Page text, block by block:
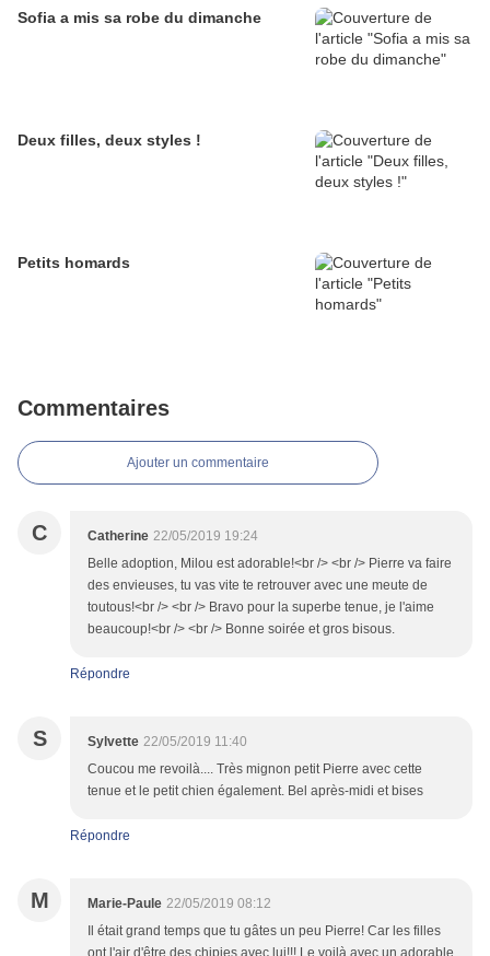
Sofia a mis sa robe du dimanche
Deux filles, deux styles !
Petits homards
Commentaires
Ajouter un commentaire
C Catherine 22/05/2019 19:24
Belle adoption, Milou est adorable!<br /> <br /> Pierre va faire
des envieuses, tu vas vite te retrouver avec une meute de
toutous!<br /> <br /> Bravo pour la superbe tenue, je l'aime
beaucoup!<br /> <br /> Bonne soirée et gros bisous.
Répondre
S Sylvette 22/05/2019 11:40
Coucou me revoilà.... Très mignon petit Pierre avec cette
tenue et le petit chien également. Bel après-midi et bises
Répondre
M Marie-Paule 22/05/2019 08:12
Il était grand temps que tu gâtes un peu Pierre! Car les filles
ont l'air d'être des chipies avec lui!!! Le voilà avec un adorable